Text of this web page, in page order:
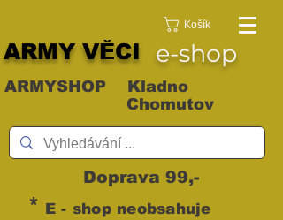
Košík
e-shop
ARMY VĚCI
ARMYSHOP Kladno
Chomutov
Doprava 99,-
* E - shop neobsahuje